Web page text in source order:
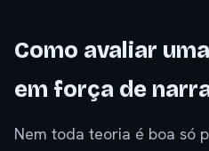
Como avaliar
em força de
Nem toda teoria é boa só